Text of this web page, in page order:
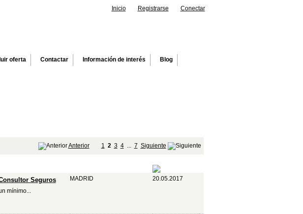
Inicio Registrarse Conectar
oferta Contactar Información de interés Blog
Anterior 1 2 3 4... 7 Siguiente
Seguros MADRID
20.05.2017
mínimo...